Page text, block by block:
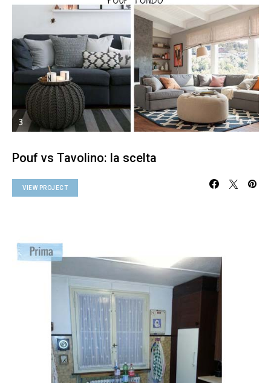
Pouf vs Tavolino: la scelta
VIEW PROJECT